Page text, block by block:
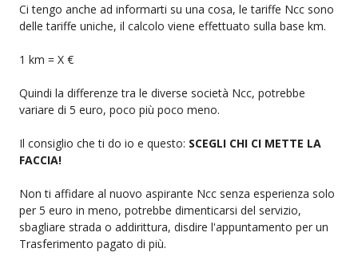
Ci tengo anche ad informarti su una cosa, le tariffe Ncc sono
delle tariffe uniche, il calcolo viene effettuato sulla base km.
1 km = X €
Quindi la differenze tra le diverse società Ncc, potrebbe
variare di 5 euro, poco più poco meno.
Il consiglio che ti do io e questo: SCEGLI CHI CI METTE LA
FACCIA!
Non ti affidare al nuovo aspirante Ncc senza esperienza solo
per 5 euro in meno, potrebbe dimenticarsi del servizio,
sbagliare strada o addirittura, disdire l'appuntamento per un
Trasferimento pagato di più.